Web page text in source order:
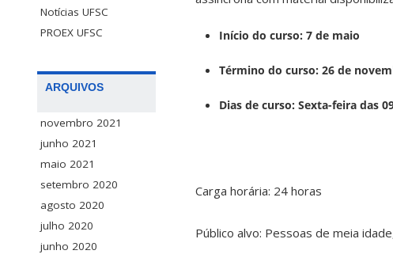
Notícias UFSC
PROEX UFSC
ARQUIVOS
novembro 2021
junho 2021
maio 2021
setembro 2020
agosto 2020
julho 2020
junho 2020
Início do curso: 7 de maio
Término do curso: 26 de
Dias de curso: Sexta-feira das
Carga horária: 24 horas
Público alvo: Pessoas de meia